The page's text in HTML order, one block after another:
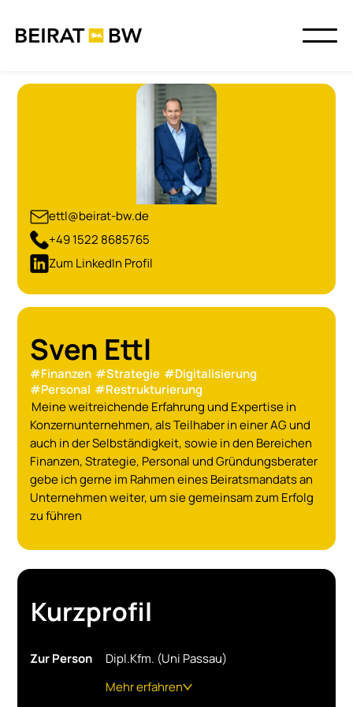
ettl@beirat-bw.de
+49 1522 8685765
Zum LinkedIn Profil
Sven Ettl
#Finanzen #Strategie #Digitalisierung
#Personal #Restrukturierung
Meine weitreichende Erfahrung und Expertise in
Konzernunternehmen, als Teilhaber in einer AG und
auch in der Selbständigkeit, sowie in den Bereichen
Finanzen, Strategie, Personal und Gründungsberater
gebe ich gerne im Rahmen eines Beiratsmandats an
Unternehmen weiter, um sie gemeinsam zum Erfolg
zu führen
Kurzprofil
Zur Person
Dipl.Kfm. (Uni Passau)
Mehr erfahren